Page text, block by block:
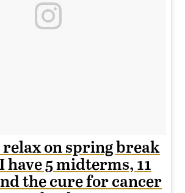
on spring break
have 5 midterms, 11
the cure for cancer